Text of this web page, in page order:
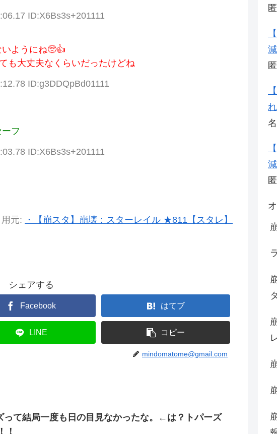
ID:X6Bs3s+201111
ようにね🥺👍
も大丈夫なくらいだったけどね
ID:g3DDQpBd01111
フ
ID:X6Bs3s+201111
元: ・【崩スタ】崩壊：スターレイル ★811【スタレ】
シェアする
Facebook はてブ
LINE コピー
mindomatome@gmail.com
って結局一度も日の目見なかったな。←は？トパーズ
！
名
タ